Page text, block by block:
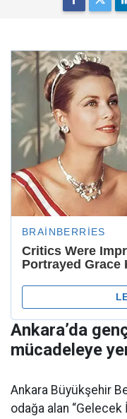
Ankara’da
mücadeleye
Ankara Büyükşehir
odağa alan “Gelecek